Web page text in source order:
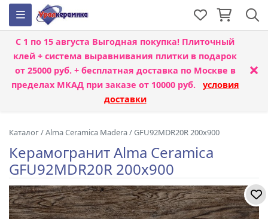
С 1 по 15 августа Выгодная покупка! Плиточный
клей + система выравнивания плитки в подарок
от 25000 руб. + бесплатная доставка по Москве в
пределах МКАД при заказе от 10000 руб. условия
доставки
×
Каталог/Alma Ceramica Madera/GFU92MDR20R 200x900
Керамогранит Alma Ceramica
GFU92MDR20R 200x900